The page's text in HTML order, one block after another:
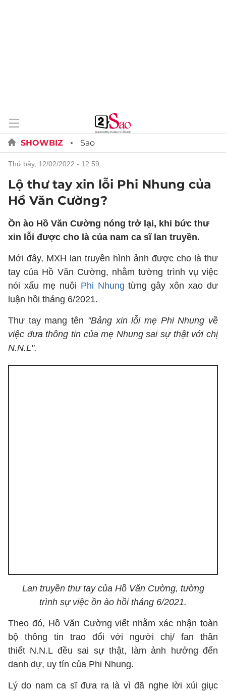
SHOWBIZ Sao
thứ bảy, 12/02/2022 - 12:59
Lộ thư tay xin lỗi Phi Nhung của
Hồ Văn Cường?
Ồn ào Hồ Văn Cường nóng trở lại, khi bức thư
xin lỗi được cho là của nam ca sĩ lan truyền.
Mới đây, MXH lan truyền hình ảnh được cho là thư
tay của Hồ Văn Cường, nhằm tường trình vụ việc
nói xấu mẹ nuôi Phi Nhung từng gây xôn xao dư
luận hồi tháng 6/2021.
Thư tay mang tên "Bảng xin lỗi mẹ Phi Nhung về
việc đưa thông tin của mẹ Nhung sai sự thật với chị
N.N.L".
Lan truyền thư tay của Hồ Văn Cường, tường
trình sự việc ồn ào hồi tháng 6/2021.
Theo đó, Hồ Văn Cường viết nhằm xác nhận toàn
bộ thông tin trao đổi với người chị/ fan thân
thiết N.N.L đều sai sự thật, làm ảnh hưởng đến
danh dự, uy tín của Phi Nhung.
Lý do nam ca sĩ đưa ra là vì đã nghe lời xúi giục